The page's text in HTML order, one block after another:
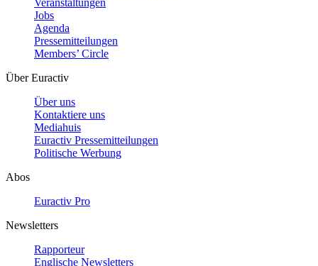
Jobs
Agenda
Pressemitteilungen
Members’ Circle
Über Euractiv
Über uns
Kontaktiere uns
Mediahuis
Euractiv Pressemitteilungen
Politische Werbung
Abos
Euractiv Pro
Newsletters
Rapporteur
Englische Newsletters